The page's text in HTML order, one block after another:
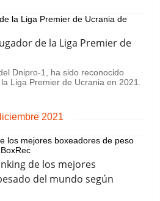
Suscripción
de la Liga Premier de
Dnipro-1, ha sido reconocido
Liga Premier de Ucrania en 2021.
2021
de los mejores
del mundo según